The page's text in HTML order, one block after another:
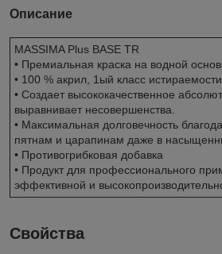
Описание
MASSIMA Plus BASE TR
• Премиальная краска на водной
• 100 % акрил, 1ый класс истираемости
• Создает высококачественное
выравнивает несовершенства.
• Максимальная долговечность
пятнам и царапинам даже в
• Противогрибковая добавка
• Продукт для профессионального
эффективной и
Свойства